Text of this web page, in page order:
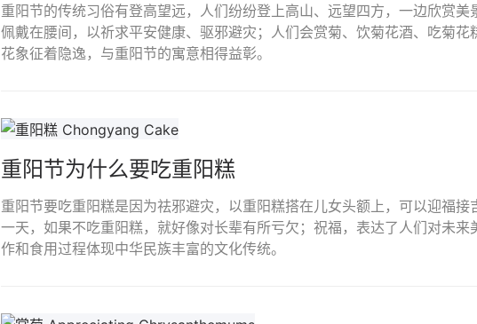
重阳节的传统习俗有登高望远，人们纷纷登上高山、远望四方，一边欣赏
佩戴在腰间，以祈求平安健康、驱邪避灾；人们会赏菊、饮菊花酒、吃菊
花象征着隐逸，与重阳节的寓意相得益彰。
重阳节为什么要吃重阳糕
重阳节要吃重阳糕是因为祛邪避灾，以重阳糕搭在儿女头额上，可以迎福
一天，如果不吃重阳糕，就好像对长辈有所亏欠；祝福，表达了人们对未来
作和食用过程体现中华民族丰富的文化传统。